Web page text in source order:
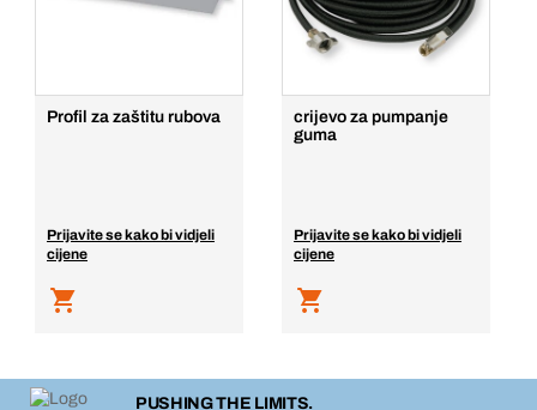
Profil za zaštitu rubova
Prijavite se kako bi vidjeli
cijene
crijevo za pumpanje
guma
Prijavite se kako bi vidjeli
cijene
PUSHING THE LIMITS.